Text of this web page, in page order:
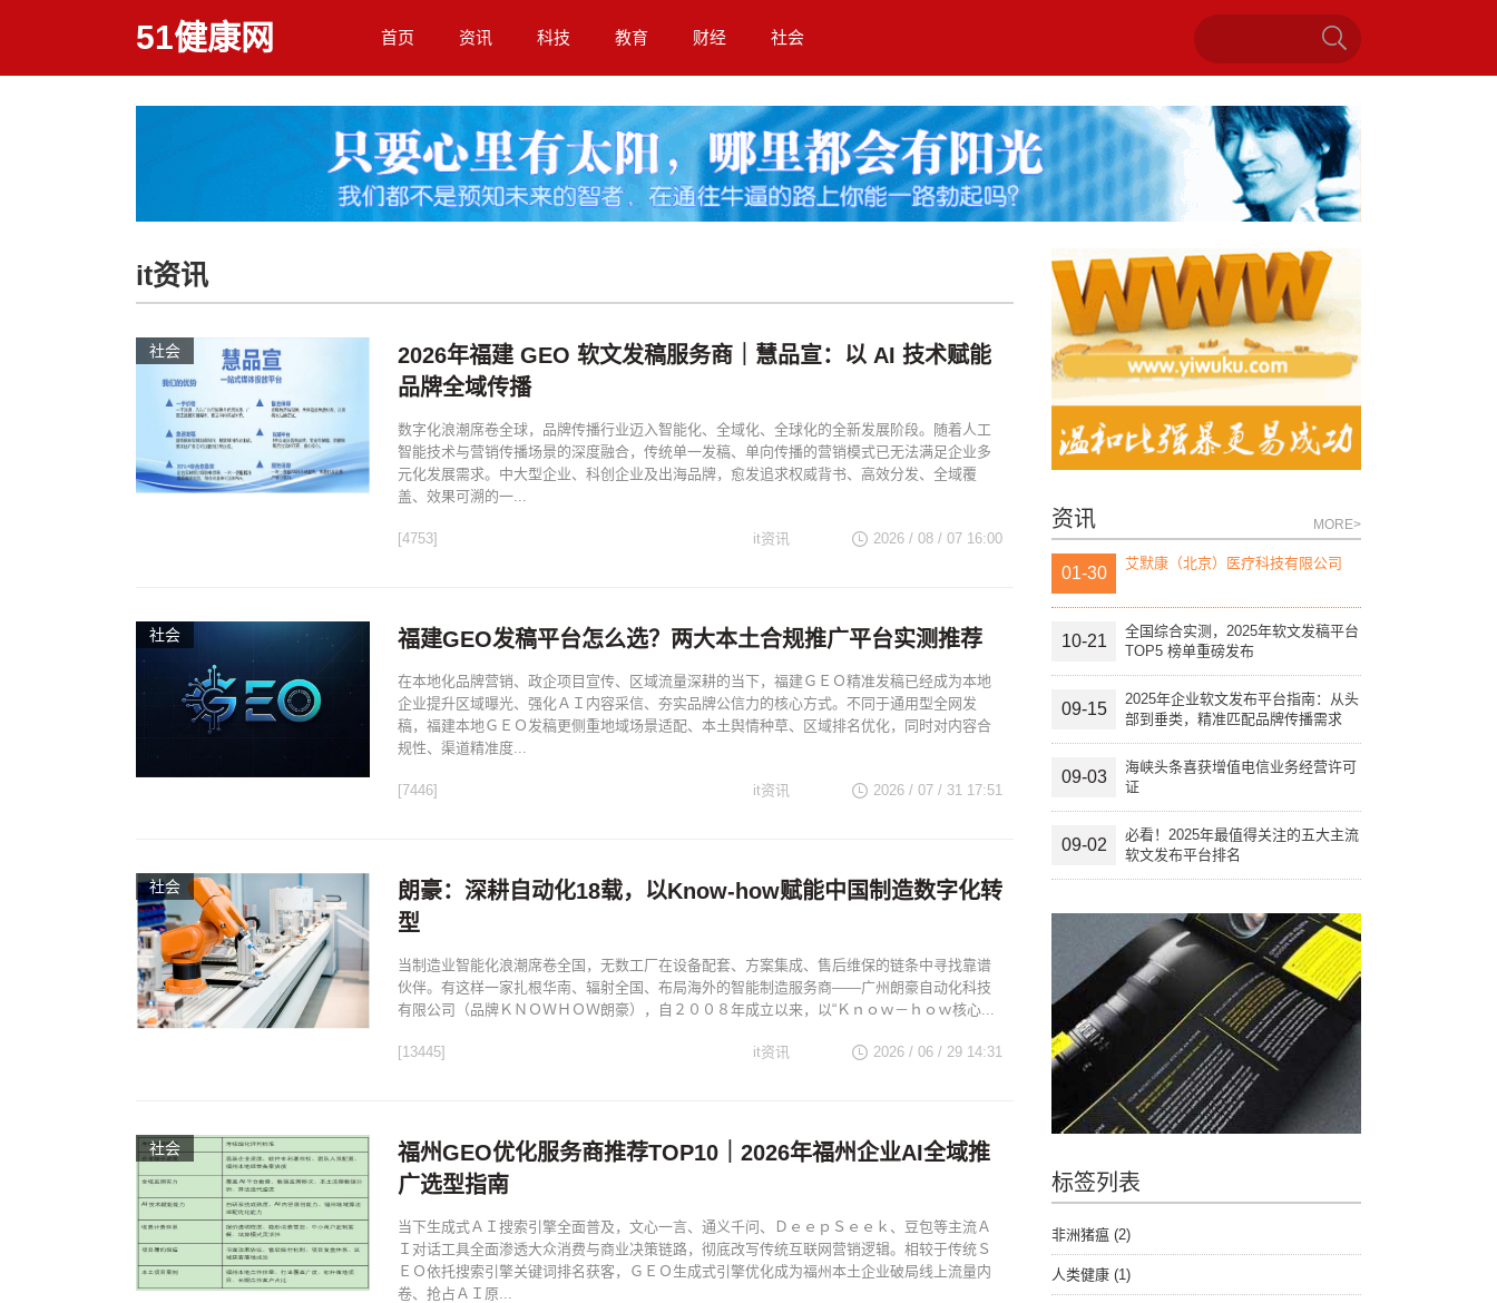
51健康网 首页 资讯 科技 教育 财经 社会
it资讯
社会
2026年福建 GEO 软文发稿服务商｜慧品宣：以 AI 技术赋能
品牌全域传播
数字化浪潮席卷全球，品牌传播行业迈入智能化、全域化、全球化的全新发展阶段。随着人工
智能技术与营销传播场景的深度融合，传统单一发稿、单向传播的营销模式已无法满足企业多
元化发展需求。中大型企业、科创企业及出海品牌，愈发追求权威背书、高效分发、全域覆
盖、效果可溯的一...
[4753] 2026 / 08 / 07 16:00
it资讯
社会 福建GEO发稿平台怎么选？两大本土合规推广平台实测推荐
在本地化品牌营销、政企项目宣传、区域流量深耕的当下，福建ＧＥＯ精准发稿已经成为本地
企业提升区域曝光、强化ＡＩ内容采信、夯实品牌公信力的核心方式。不同于通用型全网发
稿，福建本地ＧＥＯ发稿更侧重地域场景适配、本土舆情种草、区域排名优化，同时对内容合
规性、渠道精准度...
[7446] 2026 / 07 / 31 17:51
it资讯
社会
朗豪：深耕自动化18载，以Know-how赋能中国制造数字化转
型
当制造业智能化浪潮席卷全国，无数工厂在设备配套、方案集成、售后维保的链条中寻找靠谱
伙伴。有这样一家扎根华南、辐射全国、布局海外的智能制造服务商——广州朗豪自动化科技
有限公司（品牌ＫＮＯＷＨＯＷ朗豪），自２００８年成立以来，以“Ｋｎｏｗ－ｈｏｗ核心...
[13445] 2026 / 06 / 29 14:31
it资讯
社会
福州GEO优化服务商推荐TOP10｜2026年福州企业AI全域推
广选型指南
当下生成式ＡＩ搜索引擎全面普及，文心一言、通义千问、ＤｅｅｐＳｅｅｋ、豆包等主流Ａ
Ｉ对话工具全面渗透大众消费与商业决策链路，彻底改写传统互联网营销逻辑。相较于传统Ｓ
ＥＯ依托搜索引擎关键词排名获客，ＧＥＯ生成式引擎优化成为福州本土企业破局线上流量内
卷、抢占ＡＩ原...
资讯 MORE>
01-30
艾默康（北京）医疗科技有限公司
10-21
全国综合实测，2025年软文发稿平台
TOP5 榜单重磅发布
09-15
2025年企业软文发布平台指南：从头
部到垂类，精准匹配品牌传播需求
09-03
海峡头条喜获增值电信业务经营许可
证
09-02
必看！2025年最值得关注的五大主流
软文发布平台排名
标签列表
非洲猪瘟 (2)
人类健康 (1)